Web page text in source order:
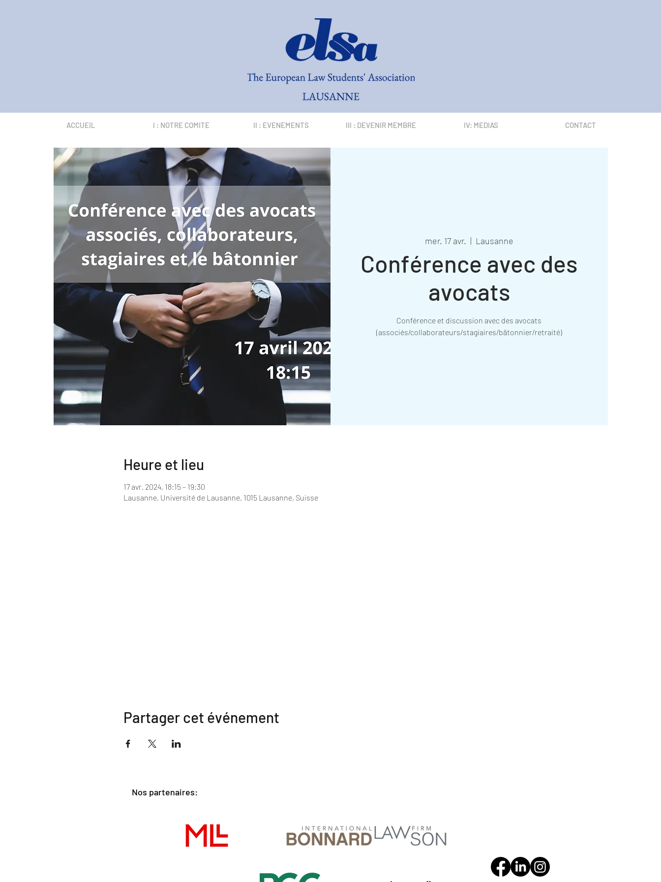
ACCUEIL I : NOTRE COMITE II : EVENEMENTS III : DEVENIR MEMBRE IV: MEDIAS CONTACT
mer. 17 avr.
  |
Lausanne
Conférence avec des
avocats
Conférence et discussion avec des avocats
(associés/collaborateurs/stagiaires/bâtonnier/retraité)
Heure et lieu
17 avr. 2024, 18:15 – 19:30
Lausanne, Université de Lausanne, 1015 Lausanne, Suisse
Partager cet événement
Nos partenaires: